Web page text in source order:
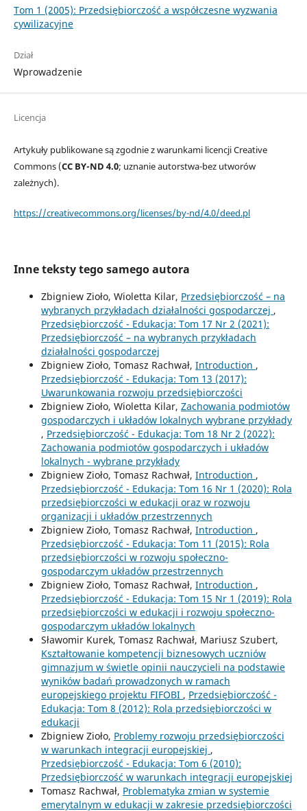
Tom 1 (2005): Przedsiębiorczość a współczesne wyzwania
cywilizacyjne
Dział
Wprowadzenie
Licencja
Artykuły publikowane są zgodnie z warunkami licencji Creative
Commons (CC BY-ND 4.0; uznanie autorstwa-bez utworów
zależnych).
https://creativecommons.org/licenses/by-nd/4.0/deed.pl
Inne teksty tego samego autora
Zbigniew Zioło, Wioletta Kilar, Przedsiębiorczość – na
wybranych przykładach działalności gospodarczej ,
Przedsiębiorczość - Edukacja: Tom 17 Nr 2 (2021):
Przedsiębiorczość – na wybranych przykładach
działalności gospodarczej
Zbigniew Zioło, Tomasz Rachwał, Introduction ,
Przedsiębiorczość - Edukacja: Tom 13 (2017):
Uwarunkowania rozwoju przedsiębiorczości
Zbigniew Zioło, Wioletta Kilar, Zachowania podmiotów
gospodarczych i układów lokalnych wybrane przykłady
, Przedsiębiorczość - Edukacja: Tom 18 Nr 2 (2022):
Zachowania podmiotów gospodarczych i układów
lokalnych - wybrane przykłady
Zbigniew Zioło, Tomasz Rachwał, Introduction ,
Przedsiębiorczość - Edukacja: Tom 16 Nr 1 (2020): Rola
przedsiębiorczości w edukacji oraz w rozwoju
organizacji i układów przestrzennych
Zbigniew Zioło, Tomasz Rachwał, Introduction ,
Przedsiębiorczość - Edukacja: Tom 11 (2015): Rola
przedsiębiorczości w rozwoju społeczno-
gospodarczym układów przestrzennych
Zbigniew Zioło, Tomasz Rachwał, Introduction ,
Przedsiębiorczość - Edukacja: Tom 15 Nr 1 (2019): Rola
przedsiębiorczości w edukacji i rozwoju społeczno-
gospodarczym układów lokalnych
Sławomir Kurek, Tomasz Rachwał, Mariusz Szubert,
Kształtowanie kompetencji biznesowych uczniów
gimnazjum w świetle opinii nauczycieli na podstawie
wyników badań prowadzonych w ramach
europejskiego projektu FIFOBI , Przedsiębiorczość -
Edukacja: Tom 8 (2012): Rola przedsiębiorczości w
edukacji
Zbigniew Zioło, Problemy rozwoju przedsiębiorczości
w warunkach integracji europejskiej ,
Przedsiębiorczość - Edukacja: Tom 6 (2010):
Przedsiębiorczość w warunkach integracji europejskiej
Tomasz Rachwał, Problematyka zmian w systemie
emerytalnym w edukacji w zakresie przedsiębiorczości